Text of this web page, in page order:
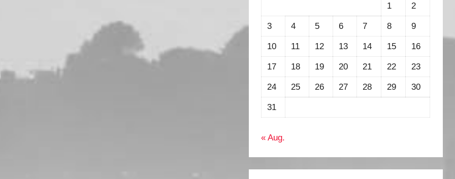
1 2
3 4 5 6 7 8 9
10 11 12 13 14 15 16
17 18 19 20 21 22 23
24 25 26 27 28 29 30
31
« Aug.